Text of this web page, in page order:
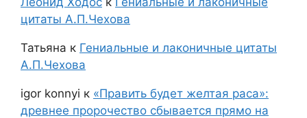
цитаты А.П.Чехова
Татьяна к Гениальные и лаконичные цитаты
А.П.Чехова
igor konnyi к «Править будет желтая раса»:
древнее пророчество сбывается прямо на